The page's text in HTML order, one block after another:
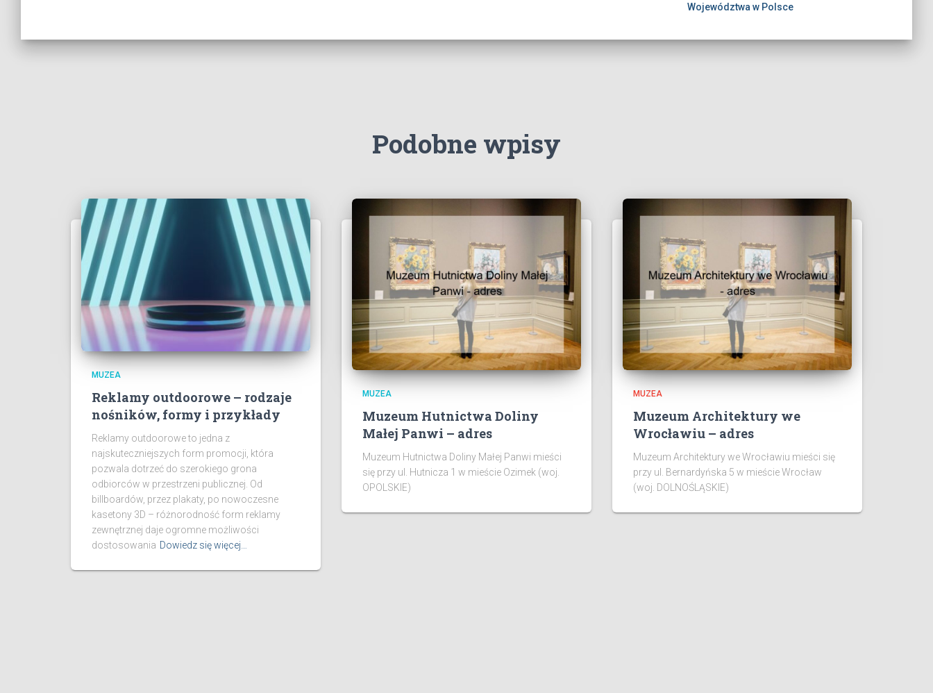
Województwa w Polsce
Podobne wpisy
MUZEA
Reklamy outdoorowe – rodzaje
nośników, formy i przykłady
Reklamy outdoorowe to jedna z
najskuteczniejszych form promocji, która
pozwala dotrzeć do szerokiego grona
odbiorców w przestrzeni publicznej. Od
billboardów, przez plakaty, po nowoczesne
kasetony 3D – różnorodność form reklamy
zewnętrznej daje ogromne możliwości
dostosowania Dowiedz się więcej…
MUZEA
Muzeum Hutnictwa Doliny
Małej Panwi – adres
Muzeum Hutnictwa Doliny Małej Panwi mieści
się przy ul. Hutnicza 1 w mieście Ozimek (woj.
OPOLSKIE)
MUZEA
Muzeum Architektury we
Wrocławiu – adres
Muzeum Architektury we Wrocławiu mieści się
przy ul. Bernardyńska 5 w mieście Wrocław
(woj. DOLNOŚLĄSKIE)